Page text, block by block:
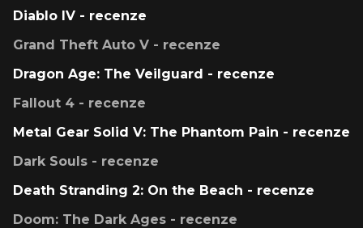
Diablo IV - recenze
Grand Theft Auto V - recenze
Dragon Age: The Veilguard - recenze
Fallout 4 - recenze
Metal Gear Solid V: The Phantom Pain - recenze
Dark Souls - recenze
Death Stranding 2: On the Beach - recenze
Doom: The Dark Ages - recenze